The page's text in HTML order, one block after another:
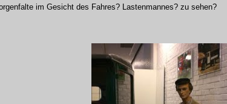
im Gesicht des Fahres? Lastenmannes? zu sehen?